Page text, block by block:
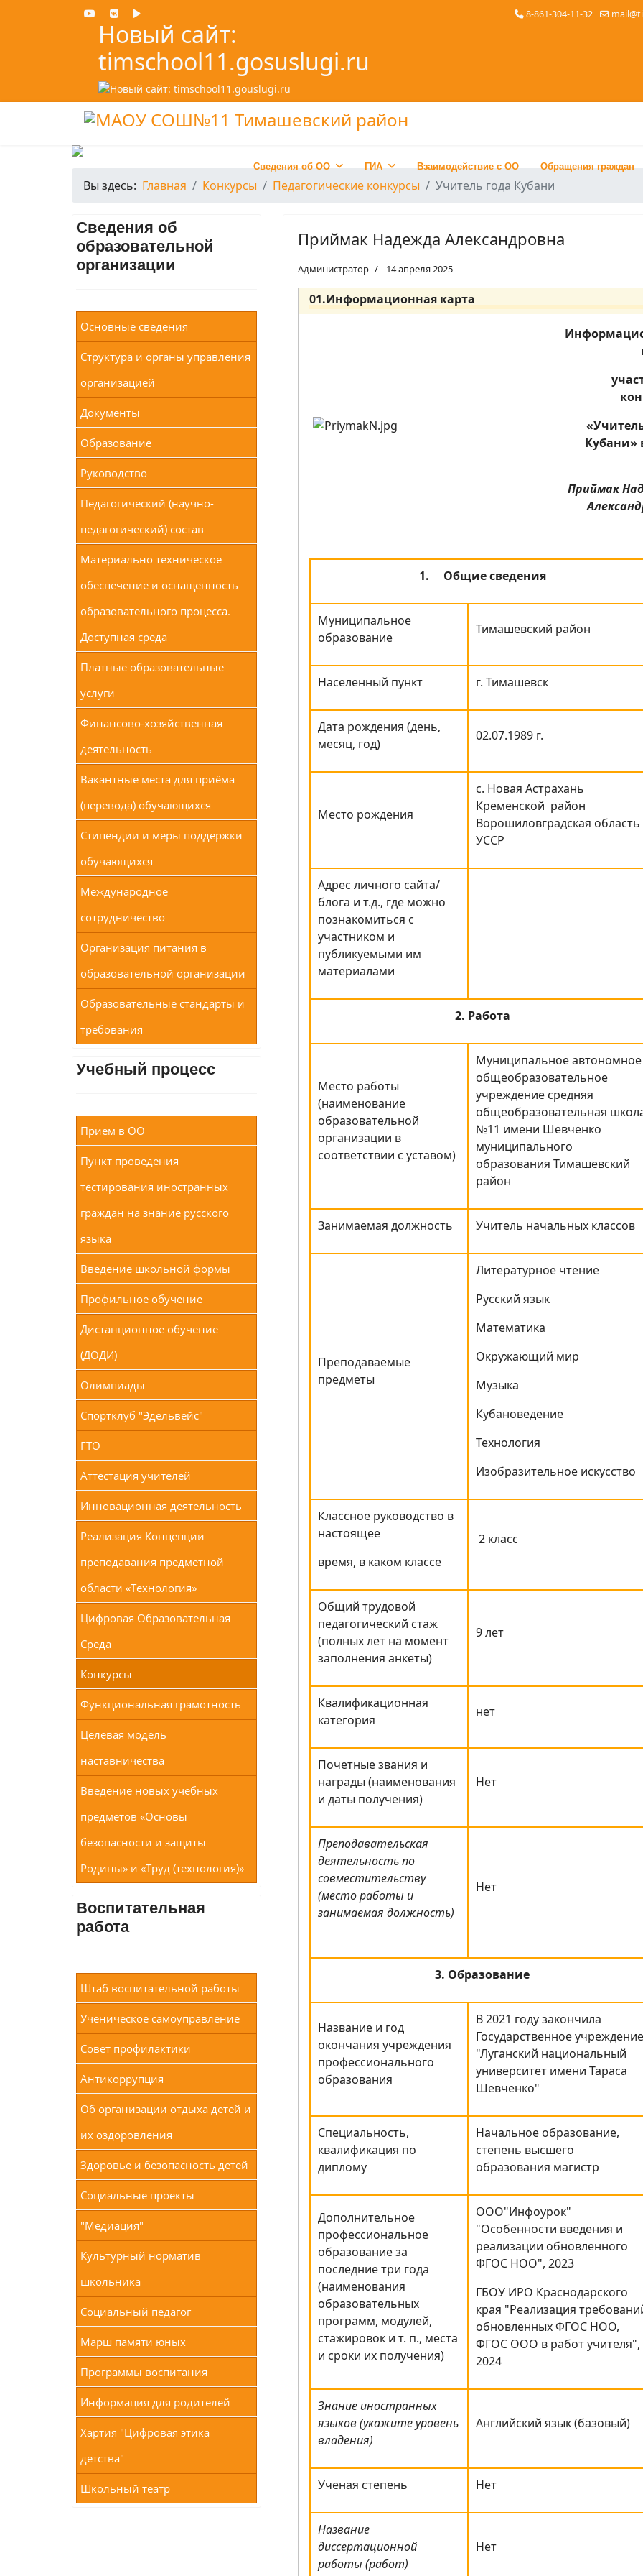
Новый сайт:
timschool11.gosuslugi.ru
8-861-304-11-32
Сведения об ОО ГИА Взаимодействие с ОО Обращения граждан
Вы здесь: Главная Конкурсы Педагогические конкурсы Учитель года Кубани
Сведения об
образовательной
организации
Основные сведения
Структура и органы управления
организацией
Документы
Образование
Руководство
Педагогический (научно-
педагогический) состав
Материально техническое
обеспечение и оснащенность
образовательного процесса.
Доступная среда
Платные образовательные
услуги
Финансово-хозяйственная
деятельность
Вакантные места для приёма
(перевода) обучающихся
Стипендии и меры поддержки
обучающихся
Международное
сотрудничество
Организация питания в
образовательной организации
Образовательные стандарты и
требования
Учебный процесс
Прием в ОО
Пункт проведения
тестирования иностранных
граждан на знание русского
языка
Введение школьной формы
Профильное обучение
Дистанционное обучение
(ДОДИ)
Олимпиады
Спортклуб "Эдельвейс"
ГТО
Аттестация учителей
Инновационная деятельность
Реализация Концепции
преподавания предметной
области «Технология»
Цифровая Образовательная
Среда
Конкурсы
Функциональная грамотность
Целевая модель
наставничества
Введение новых учебных
предметов «Основы
безопасности и защиты
Родины» и «Труд (технология)»
Воспитательная
работа
Штаб воспитательной работы
Ученическое самоуправление
Совет профилактики
Антикоррупция
Об организации отдыха детей и
их оздоровления
Здоровье и безопасность детей
Социальные проекты
"Медиация"
Культурный норматив
школьника
Социальный педагог
Марш памяти юных
Программы воспитания
Информация для родителей
Хартия "Цифровая этика
детства"
Школьный театр
Приймак Надежда Александровна
Администратор 14 апреля 2025
01.Информационная карта
Кубани»
Приймак
1. Общие сведения
Муниципальное
образование
Тимашевский район
Населенный пункт г. Тимашевск
Дата рождения (день,
месяц, год)
02.07.1989 г.
Место рождения
с. Новая Астрахань
Кременской район
Ворошиловградская область
УССР
Адрес личного сайта/
блога и т.д., где можно
познакомиться с
участником и
публикуемыми им
материалами
2. Работа
Место работы
(наименование
образовательной
организации в
соответствии с уставом)
Муниципальное автономное
общеобразовательное
учреждение средняя
общеобразовательная
№11 имени Шевченко
муниципального
образования Тимашевский
район
Занимаемая должность Учитель начальных классов
Преподаваемые
предметы
Литературное чтение
Русский язык
Математика
Окружающий мир
Музыка
Кубановедение
Технология
Изобразительное искусство
Классное руководство в
настоящее
время, в каком классе
2 класс
Общий трудовой
педагогический стаж
(полных лет на момент
заполнения анкеты)
9 лет
Квалификационная
категория
нет
Почетные звания и
награды (наименования
и даты получения)
Нет
Преподавательская
деятельность по
совместительству
(место работы и
занимаемая должность)
Нет
3. Образование
Название и год
окончания учреждения
профессионального
образования
В 2021 году закончила
Государственное учреждение
"Луганский национальный
университет имени Тараса
Шевченко"
Специальность,
квалификация по
диплому
Начальное образование,
степень высшего
образования магистр
Дополнительное
профессиональное
образование за
последние три года
(наименования
образовательных
программ, модулей,
стажировок и т. п., места
и сроки их получения)
ООО"Инфоурок"
"Особенности введения и
реализации обновленного
ФГОС НОО", 2023
ГБОУ ИРО Краснодарского
края "Реализация
обновленных ФГОС НОО,
ФГОС ООО в работ учителя",
2024
Знание иностранных
языков (укажите уровень
владения)
Английский язык (базовый)
Ученая степень Нет
Название
диссертационной
работы (работ)
Нет